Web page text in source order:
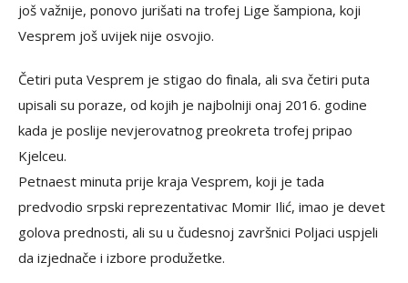
još važnije, ponovo jurišati na trofej Lige šampiona, koji
Vesprem još uvijek nije osvojio.
Četiri puta Vesprem je stigao do finala, ali sva četiri puta
upisali su poraze, od kojih je najbolniji onaj 2016. godine
kada je poslije nevjerovatnog preokreta trofej pripao
Kjelceu.
Petnaest minuta prije kraja Vesprem, koji je tada
predvodio srpski reprezentativac Momir Ilić, imao je devet
golova prednosti, ali su u čudesnoj završnici Poljaci uspjeli
da izjednače i izbore produžetke.